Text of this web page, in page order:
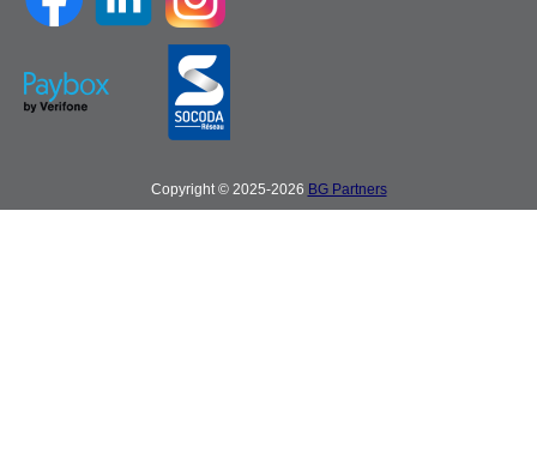
Copyright © 2025-2026 BG Partners